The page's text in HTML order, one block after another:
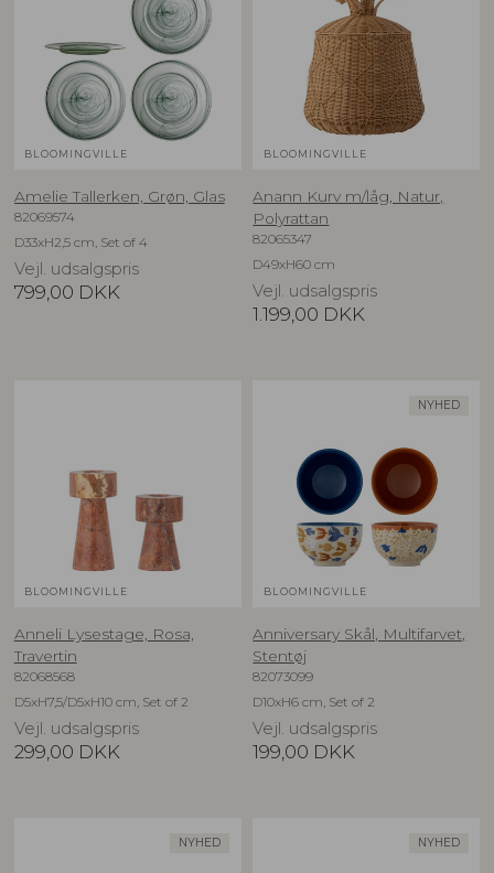
BLOOMINGVILLE
Amelie Tallerken, Grøn, Glas
82069574
D33xH2,5 cm, Set of 4
Vejl. udsalgspris
799,00 DKK
BLOOMINGVILLE
Anann Kurv m/låg, Natur,
Polyrattan
82065347
D49xH60 cm
Vejl. udsalgspris
1.199,00 DKK
BLOOMINGVILLE
Anneli Lysestage, Rosa,
Travertin
82068568
D5xH7,5/D5xH10 cm, Set of 2
Vejl. udsalgspris
299,00 DKK
NYHED
BLOOMINGVILLE
Anniversary Skål, Multifarvet,
Stentøj
82073099
D10xH6 cm, Set of 2
Vejl. udsalgspris
199,00 DKK
NYHED NYHED